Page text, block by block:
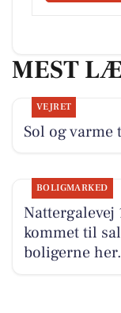
MEST
VEJRET
Sol og varme
BOLIGMARKED
Nattergalevej
kommet til
boligerne her.